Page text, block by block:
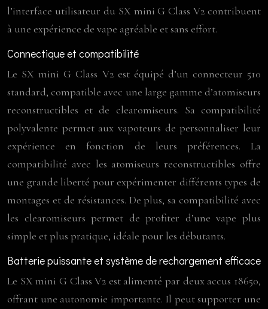
l’interface utilisateur du SX mini G Class V2 contribuent
à une expérience de vape agréable et sans effort.
Connectique et compatibilité
Le SX mini G Class V2 est équipé d’un connecteur 510
standard, compatible avec une large gamme d’atomiseurs
reconstructibles et de clearomiseurs. Sa compatibilité
polyvalente permet aux vapoteurs de personnaliser leur
expérience en fonction de leurs préférences. La
compatibilité avec les atomiseurs reconstructibles offre
une grande liberté pour expérimenter différents types de
montages et de résistances. De plus, sa compatibilité avec
les clearomiseurs permet de profiter d’une vape plus
simple et plus pratique, idéale pour les débutants.
Batterie puissante et système de rechargement efficace
Le SX mini G Class V2 est alimenté par deux accus 18650,
offrant une autonomie importante. Il peut supporter une